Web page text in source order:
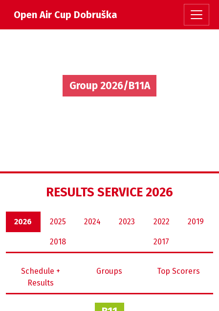
Open Air Cup Dobruška
Group 2026/B11A
RESULTS SERVICE 2026
2026 2025 2024 2023 2022 2019
2018 2017
Schedule +
Results
Groups Top Scorers